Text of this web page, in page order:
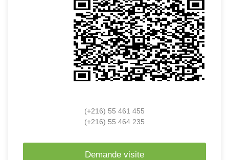
(+216) 55 461 455
(+216) 55 464 235
Demande visite